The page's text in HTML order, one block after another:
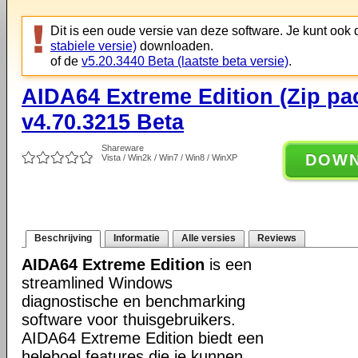
Dit is een oude versie van deze software. Je kunt ook
stabiele versie) downloaden.
of de v5.20.3440 Beta (laatste beta versie).
AIDA64 Extreme Edition (Zip
v4.70.3215 Beta
Shareware
Vista / Win2k / Win7 / Win8 / WinXP
Beschrijving Informatie Alle versies Reviews
AIDA64 Extreme Edition is een
streamlined Windows
diagnostische en benchmarking
software voor thuisgebruikers.
AIDA64 Extreme Edition biedt een